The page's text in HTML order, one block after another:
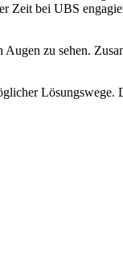
Zeit bei UBS
zu sehen.
Lösungswege.